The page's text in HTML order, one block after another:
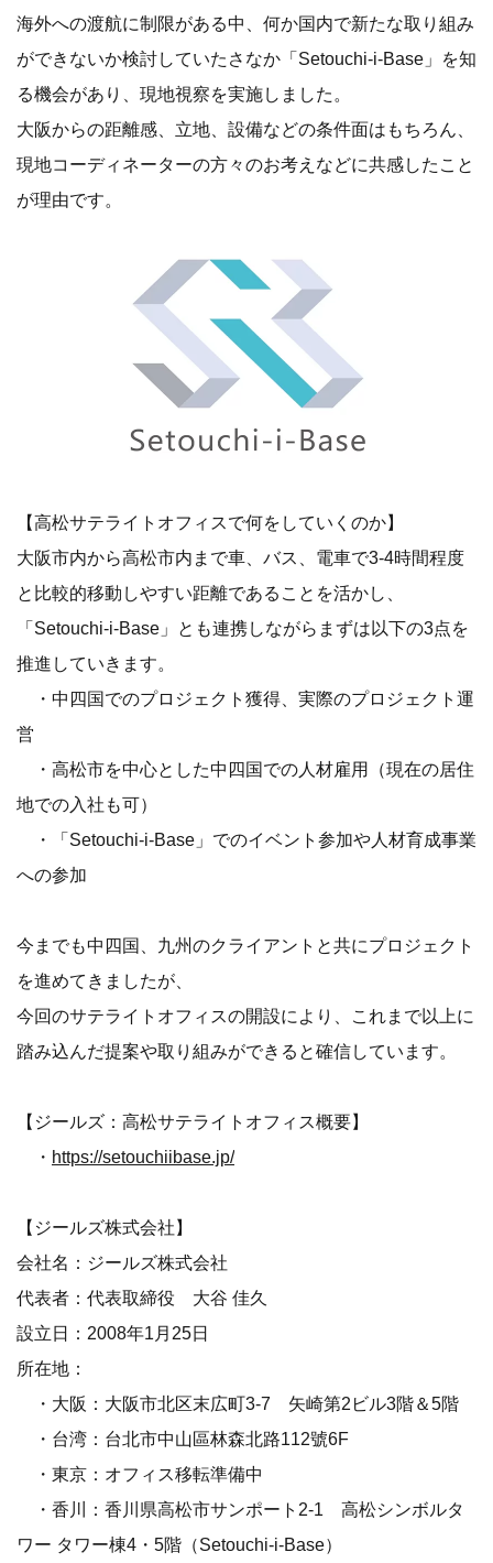
海外への渡航に制限がある中、何か国内で新たな取り組み
ができないか検討していたさなか「Setouchi-i-Base」を知
る機会があり、現地視察を実施しました。
大阪からの距離感、立地、設備などの条件面はもちろん、
現地コーディネーターの方々のお考えなどに共感したこと
が理由です。
【高松サテライトオフィスで何をしていくのか】
大阪市内から高松市内まで車、バス、電車で3-4時間程度
と比較的移動しやすい距離であることを活かし、
「Setouchi-i-Base」とも連携しながらまずは以下の3点を
推進していきます。
・中四国でのプロジェクト獲得、実際のプロジェクト運
営
・高松市を中心とした中四国での人材雇用（現在の居住
地での入社も可）
・「Setouchi-i-Base」でのイベント参加や人材育成事業
への参加
今までも中四国、九州のクライアントと共にプロジェクト
を進めてきましたが、
今回のサテライトオフィスの開設により、これまで以上に
踏み込んだ提案や取り組みができると確信しています。
【ジールズ：高松サテライトオフィス概要】
・ https://setouchiibase.jp/
【ジールズ株式会社】
会社名：ジールズ株式会社
代表者：代表取締役 大谷 佳久
設立日：2008年1月25日
所在地：
・大阪：大阪市北区末広町3-7 矢崎第2ビル3階＆5階
・台湾：台北市中山區林森北路112號6F
・東京：オフィス移転準備中
・香川：香川県高松市サンポート2-1 高松シンボルタ
ワー タワー棟4・5階（Setouchi-i-Base）